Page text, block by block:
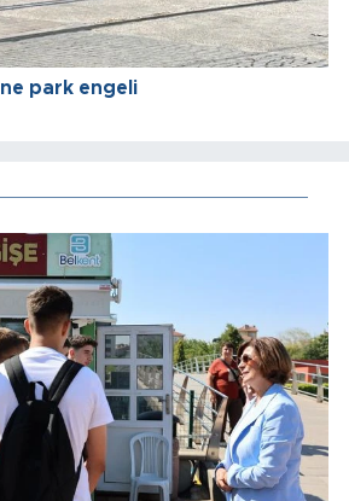
park engeli